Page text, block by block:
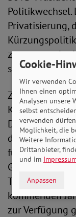
Politikwechsel.
Privatisierung,
zugunsten der
sind in der
Zugleich ist
Klimawandel
Damit
die Erhaltung
für die
Gesellschaft
Transformation
kommenden
zur Verfügung
Cookie-
Wir verwenden
Ihnen einen
Analysen unsere
selbst
verwenden
Möglichkeit, die
Weitere
Drittanbieter,
und im
Anpassen